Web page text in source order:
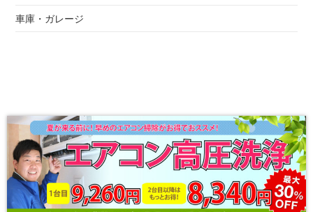
車庫・ガレージ